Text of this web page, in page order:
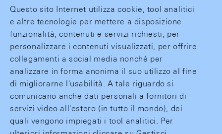
Questo sito Internet utilizza cookie, tool analitici
e altre tecnologie per mettere a disposizione
funzionalità, contenuti e servizi richiesti, per
personalizzare i contenuti visualizzati, per offrire
collegamenti a social media nonché per
analizzare in forma anonima il suo utilizzo al fine
di migliorarne l'usabilità. A tale riguardo si
comunicano anche dati personali a fornitori di
servizi video all'estero (in tutto il mondo), dei
quali vengono impiegati i tool analitici. Per